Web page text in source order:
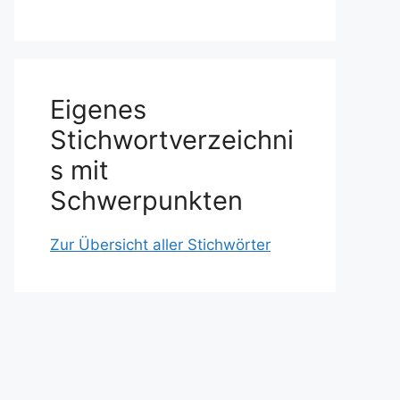
Eigenes
Stichwortverzeichni
s mit
Schwerpunkten
Zur Übersicht aller Stichwörter